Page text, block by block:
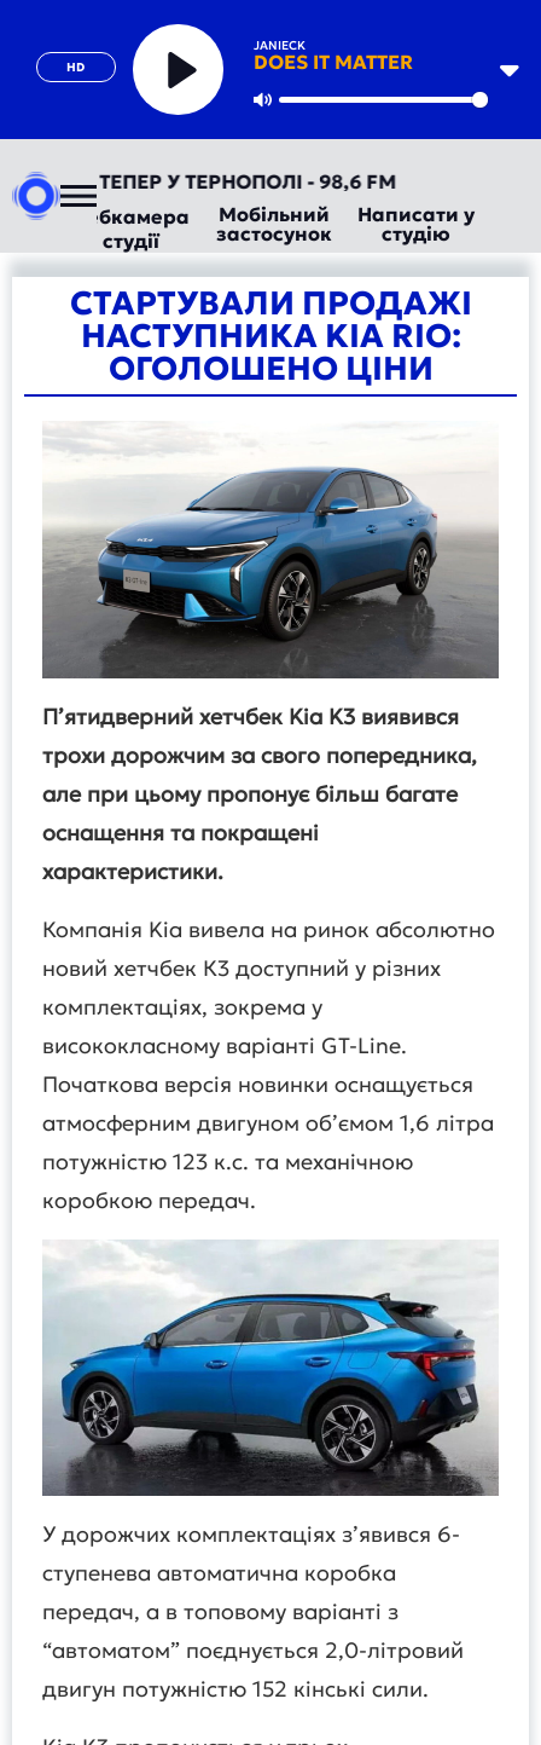
HD
JANIECK
DOES IT MATTER
Play
ТЕПЕР У ТЕРНОПОЛІ - 98,6 FM
Вебкамера
студії
Мобільний
застосунок
Написати у
студію
СТАРТУВАЛИ ПРОДАЖІ
НАСТУПНИКА KIA RIO:
ОГОЛОШЕНО ЦІНИ
П’ятидверний хетчбек Kia K3 виявився
трохи дорожчим за свого попередника,
але при цьому пропонує більш багате
оснащення та покращені
характеристики.
Компанія Kia вивела на ринок абсолютно
новий хетчбек К3 доступний у різних
комплектаціях, зокрема у
висококласному варіанті GT-Line.
Початкова версія новинки оснащується
атмосферним двигуном об’ємом 1,6 літра
потужністю 123 к.с. та механічною
коробкою передач.
У дорожчих комплектаціях з’явився 6-
ступенева автоматична коробка
передач, а в топовому варіанті з
“автоматом” поєднується 2,0-літровий
двигун потужністю 152 кінські сили.